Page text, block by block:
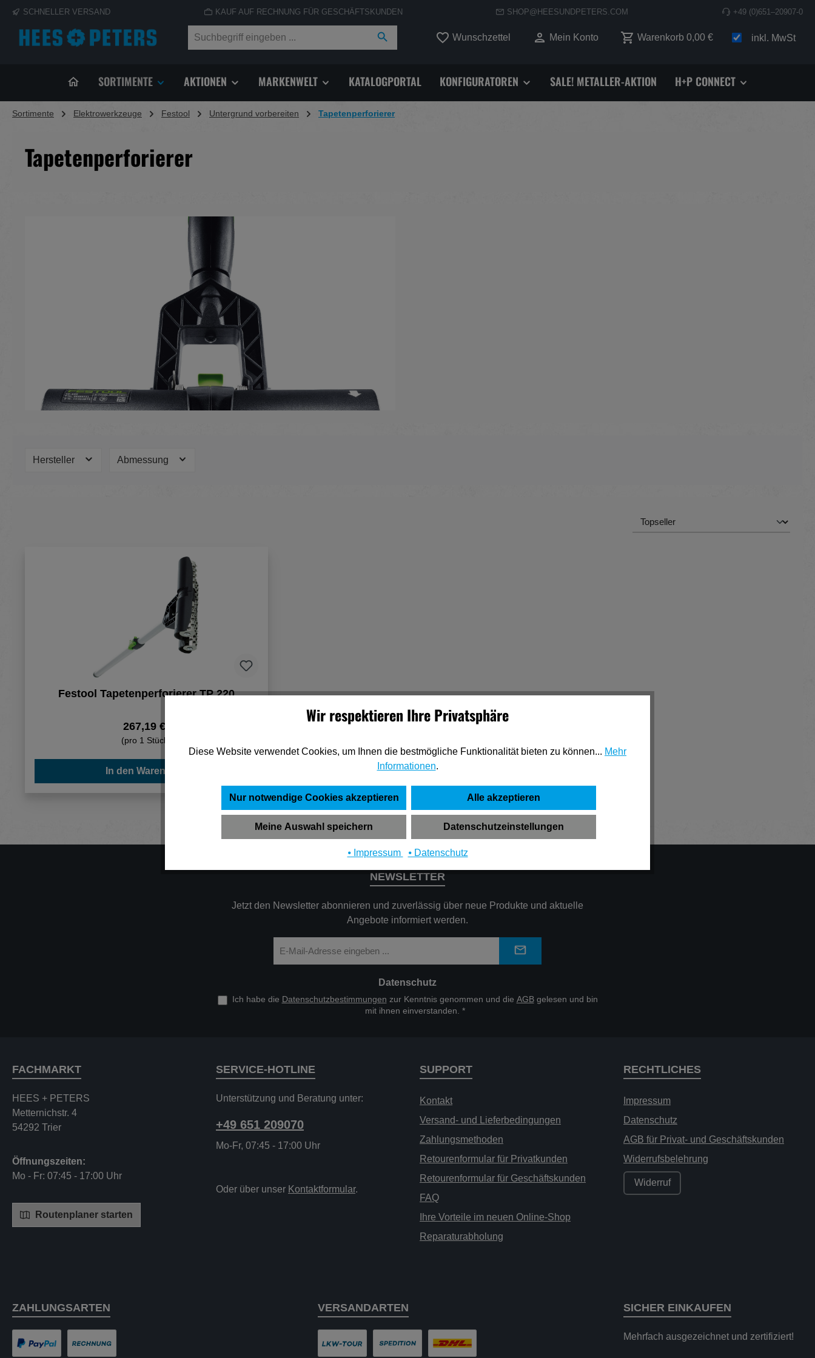
Zur Hauptnavigation springen
SCHNELLER VERSAND KAUF AUF RECHNUNG FÜR GESCHÄFTSKUNDEN SHOP@HEESUNDPETERS.COM +49 (0)651–20907-0
Wunschzettel Du hast 0 Produkte auf dem Merkzettel
Mein Konto Warenkorb 0,00 € inkl. MwSt
SORTIMENTE AKTIONEN MARKENWELT KATALOGPORTAL KONFIGURATOREN SALE! METALLER-AKTION H+P CONNECT
Sortimente Elektrowerkzeuge Festool Untergrund vorbereiten Tapetenperforierer
Tapetenperforierer
Hersteller Abmessung
Festool Tapetenperforierer TP 220
267,19 €*
(pro 1 Stück)
In den Warenkorb
NEWSLETTER
Jetzt den Newsletter abonnieren und zuverlässig über neue Produkte und aktuelle
Angebote informiert werden.
Mail-
Adresse
Datenschutz
Ich habe die Datenschutzbestimmungen zur Kenntnis genommen und die AGBgelesen und bin
mit ihnen einverstanden. *
SERVICE-HOTLINE
Unterstützung und Beratung unter:
+49 651 209070
Mo-Fr, 07:45 - 17:00 Uhr
Oder über unser Kontaktformular.
SUPPORT
Kontakt
Versand- und Lieferbedingungen
Zahlungsmethoden
Retourenformular für Privatkunden
Retourenformular für Geschäftskunden
FAQ
Ihre Vorteile im neuen Online-Shop
Reparaturabholung
RECHTLICHES
Impressum
Datenschutz
AGB für Privat- und Geschäftskunden
Widerrufsbelehrung
Widerruf
ZAHLUNGSARTEN VERSANDARTEN
FACHMARKT
HEES + PETERS
Metternichstr. 4
54292 Trier
Öffnungszeiten:
Mo - Fr: 07:45 - 17:00 Uhr
Routenplaner starten
SICHER EINKAUFEN
Mehrfach ausgezeichnet und zertifiziert!
Wir respektieren Ihre Privatsphäre
Diese Website verwendet Cookies, um Ihnen die bestmögliche Funktionalität bieten zu können... Mehr
Informationen.
Nur notwendige Cookies akzeptieren Alle akzeptieren
Meine Auswahl speichern Datenschutzeinstellungen
⦁ Impressum ⦁ Datenschutz